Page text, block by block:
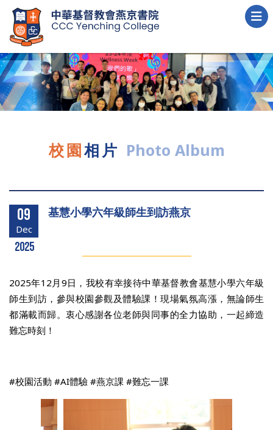
校園相片 Photo Album
09
Dec
2025
基慧小學六年級師生到訪燕京
2025年12月9日，我校有幸接待中華基督教會基慧小學六年級
師生到訪，參與校園參觀及體驗課！現場氣氛高漲，無論師生
都滿載而歸。衷心感謝各位老師與同事的全力協助，一起締造
難忘時刻！
#校園活動 #AI體驗 #燕京課 #難忘一課